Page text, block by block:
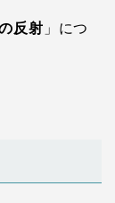
反射 」につ